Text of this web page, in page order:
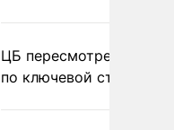
ЦБ пересмотрел
по ключевой ставке